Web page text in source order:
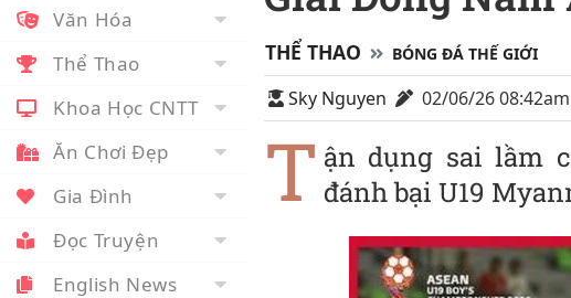
Văn Hóa
Thể Thao
Khoa Học CNTT
Ăn Chơi Đẹp
Gia Đình
Đọc Truyện
English News
THỂ THAO BÓNG ĐÁ THẾ GIỚI
Sky Nguyen
02/06/26 08:42am
T ận dụng sai lầm
đánh bại U19